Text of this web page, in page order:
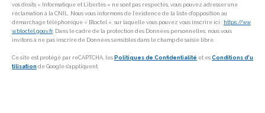
vos droits « Informatique et Libertés » ne sont pas respectés, vous pouvez adresser une
réclamation à la CNIL. Nous vous informons de l’existence de la liste d'opposition au
démarchage téléphonique « Bloctel », sur laquelle vous pouvez vous inscrire ici : https://ww
w.bloctel.gouv.fr. Dans le cadre de la protection des Données personnelles, nous vous
invitons à ne pas inscrire de Données sensibles dans le champ de saisie libre.
Ce site est protégé par reCAPTCHA, les Politiques de Confidentialité et es Conditions d'u
tilisation de Google s'appliquent.